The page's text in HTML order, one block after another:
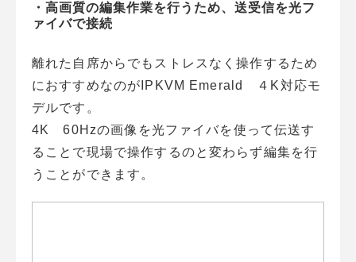
・高画質の編集作業を行うため、送受信を光フ
ァイバで接続
離れた自席からでもストレスなく操作するため
におすすめなのがIPKVM Emerald ４K対応モ
デルです。
4K 60Hzの画像を光ファイバを使って伝送す
ることで現場で操作するのと変わらず編集を行
うことができます。